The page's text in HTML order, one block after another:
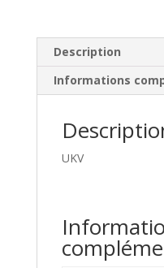
Description
Informations
UKV